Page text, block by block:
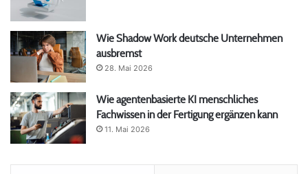
Wie Shadow Work deutsche Unternehmen
ausbremst
28. Mai 2026
Wie agentenbasierte KI menschliches
Fachwissen in der Fertigung ergänzen kann
11. Mai 2026